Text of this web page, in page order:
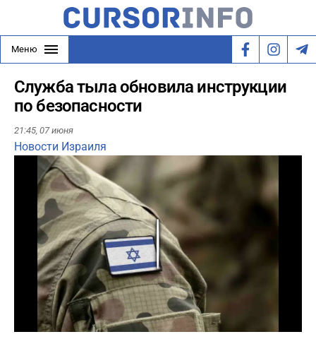
Меню
Служба тыла обновила инструкции
по безопасности
21:45, 07 июня
Новости Израиля
Play
Фото: depositphotos.com